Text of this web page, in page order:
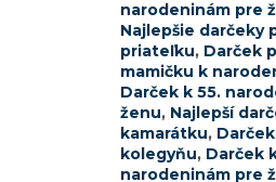
narodeninám pre
Najlepšie darčeky
priateľku, Darček
mamičku k
Darček k 55.
ženu, Najlepší
kamarátku,
kolegyňu, Darček
narodeninám pre